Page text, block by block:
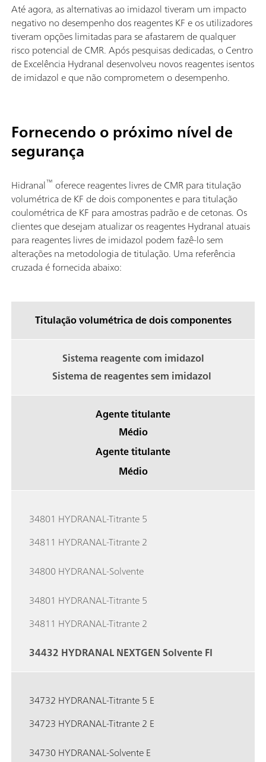
Até agora, as alternativas ao imidazol tiveram um impacto
negativo no desempenho dos reagentes KF e os utilizadores
tiveram opções limitadas para se afastarem de qualquer
risco potencial de CMR. Após pesquisas dedicadas, o Centro
de Excelência Hydranal desenvolveu novos reagentes isentos
de imidazol e que não comprometem o desempenho.
Fornecendo o próximo nível de
segurança
Hidranal™ oferece reagentes livres de CMR para titulação
volumétrica de KF de dois componentes e para titulação
coulométrica de KF para amostras padrão e de cetonas. Os
clientes que desejam atualizar os reagentes Hydranal atuais
para reagentes livres de imidazol podem fazê-lo sem
alterações na metodologia de titulação. Uma referência
cruzada é fornecida abaixo:
Titulação volumétrica de dois componentes
Sistema reagente com imidazol
Sistema de reagentes sem imidazol
Agente titulante
Médio
Agente titulante
Médio
34801 HYDRANAL-Titrante 5
34811 HYDRANAL-Titrante 2
34800 HYDRANAL-Solvente
34801 HYDRANAL-Titrante 5
34811 HYDRANAL-Titrante 2
34432 HYDRANAL NEXTGEN Solvente FI
34732 HYDRANAL-Titrante 5 E
34723 HYDRANAL-Titrante 2 E
34730 HYDRANAL-Solvente E